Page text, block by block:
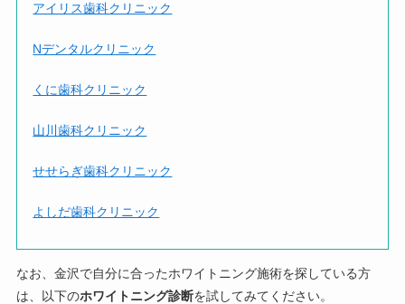
アイリス歯科クリニック
Nデンタルクリニック
くに歯科クリニック
山川歯科クリニック
せせらぎ歯科クリニック
よしだ歯科クリニック
なお、金沢で自分に合ったホワイトニング施術を探している方
は、以下のホワイトニング診断を試してみてください。